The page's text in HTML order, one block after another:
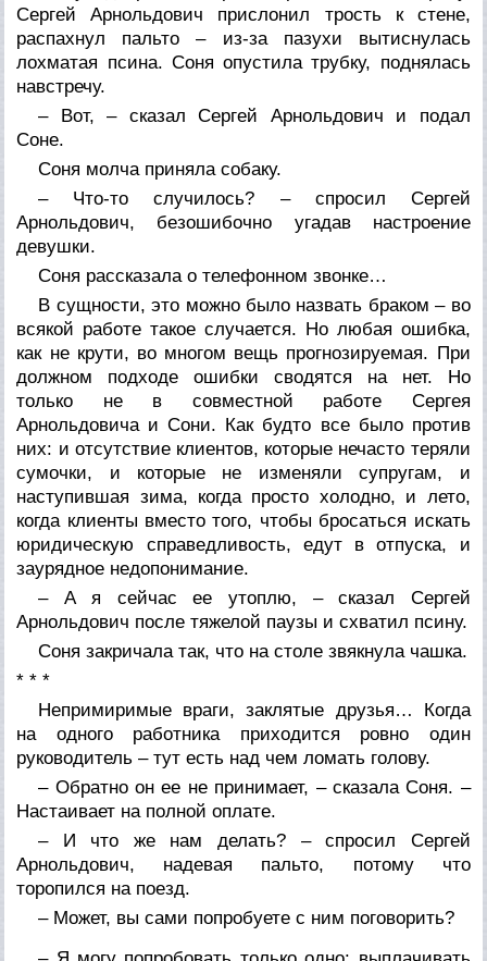
Сергей Арнольдович прислонил трость к стене,
распахнул пальто – из-за пазухи вытиснулась
лохматая псина. Соня опустила трубку, поднялась
навстречу.
– Вот, – сказал Сергей Арнольдович и подал
Соне.
Соня молча приняла собаку.
– Что-то случилось? – спросил Сергей
Арнольдович, безошибочно угадав настроение
девушки.
Соня рассказала о телефонном звонке…
В сущности, это можно было назвать браком – во
всякой работе такое случается. Но любая ошибка,
как не крути, во многом вещь прогнозируемая. При
должном подходе ошибки сводятся на нет. Но
только не в совместной работе Сергея
Арнольдовича и Сони. Как будто все было против
них: и отсутствие клиентов, которые нечасто теряли
сумочки, и которые не изменяли супругам, и
наступившая зима, когда просто холодно, и лето,
когда клиенты вместо того, чтобы бросаться искать
юридическую справедливость, едут в отпуска, и
заурядное недопонимание.
– А я сейчас ее утоплю, – сказал Сергей
Арнольдович после тяжелой паузы и схватил псину.
Соня закричала так, что на столе звякнула чашка.
* * *
Непримиримые враги, заклятые друзья… Когда
на одного работника приходится ровно один
руководитель – тут есть над чем ломать голову.
– Обратно он ее не принимает, – сказала Соня. –
Настаивает на полной оплате.
– И что же нам делать? – спросил Сергей
Арнольдович, надевая пальто, потому что
торопился на поезд.
– Может, вы сами попробуете с ним поговорить?